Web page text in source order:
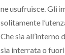
ne usufruisce. Gli
solitamente
Che sia all’interno
sia interrata o